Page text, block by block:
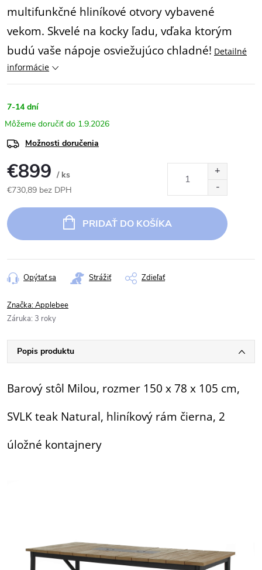
multifunkčné hliníkové otvory vybavené
vekom. Skvelé na kocky ľadu, vďaka ktorým
budú vaše nápoje osviežujúco chladné! Detailné
informácie
7-14 dní
1.9.2026
Možnosti doručenia
€899 / ks
€730,89 bez DPH
cena:
PRIDAŤ DO KOŠÍKA
Opýtať sa Strážiť Zdieľať
Značka:Applebee
Záruka: 3 roky
Popis produktu
Barový stôl Milou, rozmer 150 x 78 x 105 cm,
SVLK teak Natural, hliníkový rám čierna, 2
úložné kontajnery